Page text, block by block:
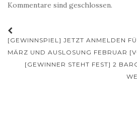
Kommentare sind geschlossen.
Beitrags-
Navigation
[GEWINNSPIEL] JETZT ANMELDEN
MÄRZ UND AUSLOSUNG FEBRUAR
[GEWINNER STEHT FEST] 2